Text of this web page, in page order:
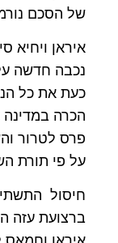
של הסכם
נכבה חדשה
כעת את כל
הכרה במדינה
פרס לטרור
על פי תורת
חיסול
ברצועת עזה